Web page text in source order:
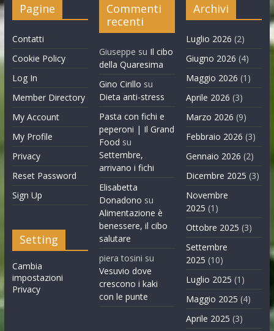
Pagine
Contatti
Cookie Policy
Log In
Member Directory
My Account
My Profile
Privacy
Reset Password
Sign Up
Setting
Cambia
impostazioni
Privacy
Commenti
recenti
Giuseppe su Il cibo
della Quaresima
Gino Cirillo su
Dieta anti-stress
Pasta con fichi e
peperoni | Il Grand
Food su
Settembre,
arrivano i fichi
Elisabetta
Donadono su
Alimentazione è
benessere, il cibo
salutare
piera tosini su
Vesuvio dove
crescono i kaki
con le punte
Archivi
Luglio 2026 (2)
Giugno 2026 (4)
Maggio 2026 (1)
Aprile 2026 (3)
Marzo 2026 (9)
Febbraio 2026 (3)
Gennaio 2026 (2)
Dicembre 2025 (3)
Novembre
2025 (1)
Ottobre 2025 (3)
Settembre
2025 (10)
Luglio 2025 (1)
Maggio 2025 (4)
Aprile 2025 (3)